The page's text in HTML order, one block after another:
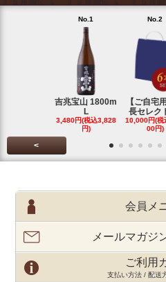
No.1
吉兆宝山 1800m
L
3,480円(税込3,828
円)
No.2
【ご自宅
長セレク
10,000円(税
00円)
<
会員メ
メールマガジ
ご利用
支払い方法 / 配送